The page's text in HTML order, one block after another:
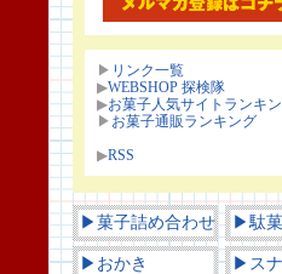
▶ リンク一覧
▶WEBSHOP 探検隊
▶お菓子人気サイトランキ
▶ お菓子通販ランキング
▶RSS
▶菓子詰め合わせ ▶駄
▶おかき ▶ス